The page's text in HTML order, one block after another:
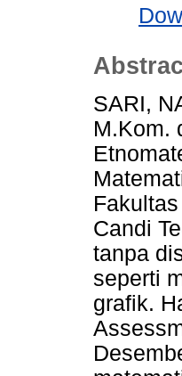
SARI,
M.Kom.
Candi
tanpa
seperti
grafik.